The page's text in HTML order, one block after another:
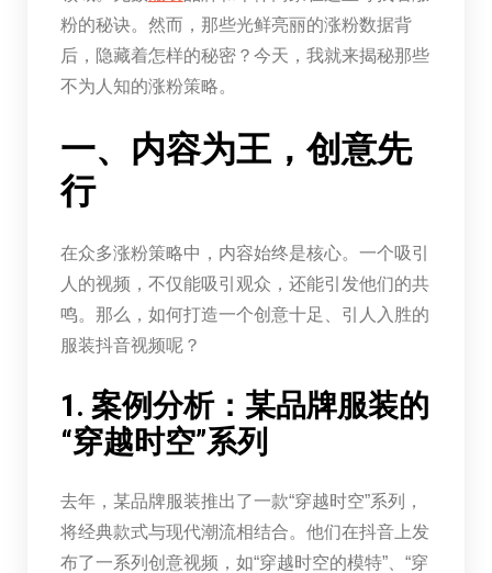
粉的秘诀。然而，那些光鲜亮丽的涨粉数据背
后，隐藏着怎样的秘密？今天，我就来揭秘那些
不为人知的涨粉策略。
一、内容为王，创意先
行
在众多涨粉策略中，内容始终是核心。一个吸引
人的视频，不仅能吸引观众，还能引发他们的共
鸣。那么，如何打造一个创意十足、引人入胜的
服装抖音视频呢？
1. 案例分析：某品牌服装的
“穿越时空”系列
去年，某品牌服装推出了一款“穿越时空”系列，
将经典款式与现代潮流相结合。他们在抖音上发
布了一系列创意视频，如“穿越时空的模特”、“穿